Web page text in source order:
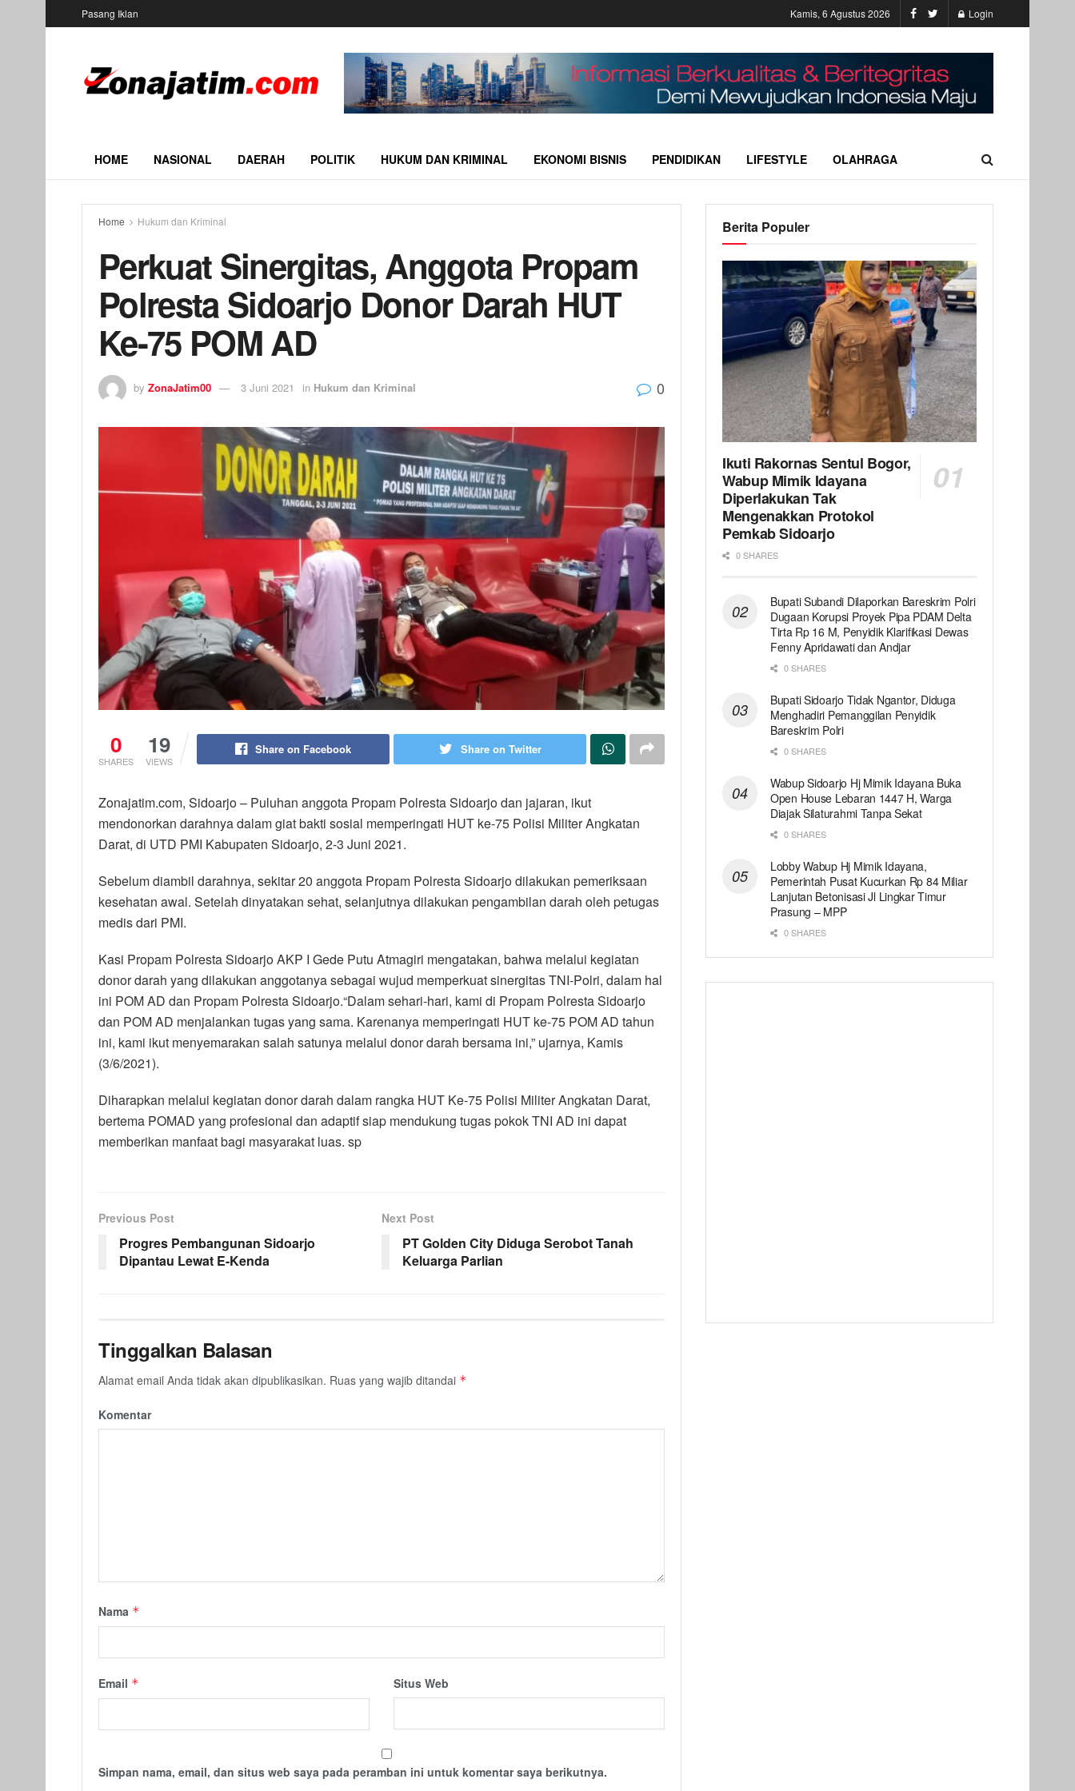
Pasang Iklan Kamis, 6 Agustus 2026 Login
HOME NASIONAL DAERAH POLITIK HUKUM DAN KRIMINAL EKONOMI BISNIS PENDIDIKAN LIFESTYLE OLAHRAGA
Home Hukum dan Kriminal
Perkuat Sinergitas, Anggota Propam
Polresta Sidoarjo Donor Darah HUT
Ke-75 POM AD
by ZonaJatim00 3 Juni 2021 in Hukum dan Kriminal 0
0
SHARES
19
VIEWS
Share on Facebook Share on Twitter
Zonajatim.com, Sidoarjo – Puluhan anggota Propam Polresta Sidoarjo dan jajaran, ikut
mendonorkan darahnya dalam giat bakti sosial memperingati HUT ke-75 Polisi Militer Angkatan
Darat, di UTD PMI Kabupaten Sidoarjo, 2-3 Juni 2021.
Sebelum diambil darahnya, sekitar 20 anggota Propam Polresta Sidoarjo dilakukan pemeriksaan
kesehatan awal. Setelah dinyatakan sehat, selanjutnya dilakukan pengambilan darah oleh petugas
medis dari PMI.
Kasi Propam Polresta Sidoarjo AKP I Gede Putu Atmagiri mengatakan, bahwa melalui kegiatan
donor darah yang dilakukan anggotanya sebagai wujud memperkuat sinergitas TNI-Polri, dalam hal
ini POM AD dan Propam Polresta Sidoarjo.“Dalam sehari-hari, kami di Propam Polresta Sidoarjo
dan POM AD menjalankan tugas yang sama. Karenanya memperingati HUT ke-75 POM AD tahun
ini, kami ikut menyemarakan salah satunya melalui donor darah bersama ini,” ujarnya, Kamis
(3/6/2021).
Diharapkan melalui kegiatan donor darah dalam rangka HUT Ke-75 Polisi Militer Angkatan Darat,
bertema POMAD yang profesional dan adaptif siap mendukung tugas pokok TNI AD ini dapat
memberikan manfaat bagi masyarakat luas. sp
Previous Post
Progres Pembangunan Sidoarjo
Dipantau Lewat E-Kenda
Next Post
PT Golden City Diduga Serobot Tanah
Keluarga Parlian
Tinggalkan Balasan
Alamat email Anda tidak akan dipublikasikan. Ruas yang wajib ditandai *
Komentar
Nama *
Email * Situs Web
Simpan nama, email, dan situs web saya pada peramban ini untuk komentar saya berikutnya.
Berita Populer
Ikuti Rakornas Sentul Bogor,
Wabup Mimik Idayana
Diperlakukan Tak
Mengenakkan Protokol
Pemkab Sidoarjo
0 SHARES
Bupati Subandi Dilaporkan Bareskrim Polri
Dugaan Korupsi Proyek Pipa PDAM Delta
Tirta Rp 16 M, Penyidik Klarifikasi Dewas
Fenny Apridawati dan Andjar
0 SHARES
Bupati Sidoarjo Tidak Ngantor, Diduga
Menghadiri Pemanggilan Penyidik
Bareskrim Polri
0 SHARES
Wabup Sidoarjo Hj Mimik Idayana Buka
Open House Lebaran 1447 H, Warga
Diajak Silaturahmi Tanpa Sekat
0 SHARES
Lobby Wabup Hj Mimik Idayana,
Pemerintah Pusat Kucurkan Rp 84 Miliar
Lanjutan Betonisasi Jl Lingkar Timur
Prasung – MPP
0 SHARES